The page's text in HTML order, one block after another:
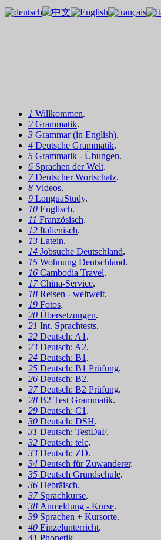
1 Willkommen.
2 Grammatik.
3 Grammar (in English).
4 Deutsche Grammatik.
5 Grammatik - Übungen.
6 Sprachen der Welt.
7Deutscher Wortschatz.
8 Videos.
9 LonguaStudy.
10 Englisch.
11 Französisch.
12 Italienisch.
13 Latein.
14 Jobsuche Deutschland.
15 Wohnung Deutschland.
16 Cambodia Travel.
17China-Service.
18 Reisen - weltweit.
19 Fotos.
20 Übersetzungen.
21 Int. Sprachtests.
22 Deutsch: A1 .
23 Deutsch: A2.
24 Deutsch: B1 .
25 Deutsch: B1 Prüfung.
26 Deutsch: B2.
27Deutsch: B2 Prüfung.
28 B2 Test Grammatik.
29 Deutsch: C1 .
30 Deutsch: DSH.
31 Deutsch: TestDaF.
32 Deutsch: telc.
33 Deutsch: ZD.
34 Deutsch für Zuwanderer.
35 Deutsch Grundschule.
36 Hebräisch.
37 Sprachkurse.
38 Anmeldung - Kurse.
39 Sprachen + Kursorte.
40 Einzelunterricht.
41 Phonetik.